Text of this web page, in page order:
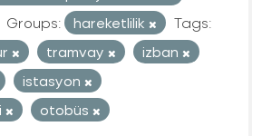
Groups: hareketlilik
Tags:
tramvay
izban
istasyon
otobüs